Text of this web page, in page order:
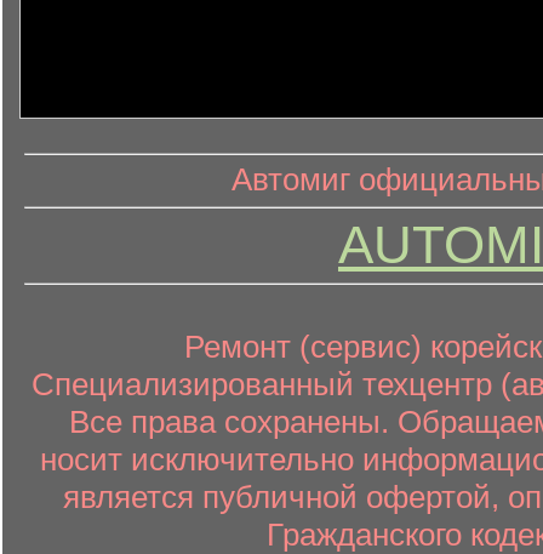
информационный контент
Автомиг
Ремонт (сервис)
Специализированный техцентр
Все права сохранены.
носит исключительно
является публичной офертой,
Гражданского